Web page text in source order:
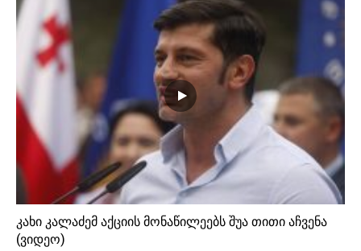
კახი კალაძემ აქციის მონაწილეებს შუა თითი აჩვენა
(ვიდეო)